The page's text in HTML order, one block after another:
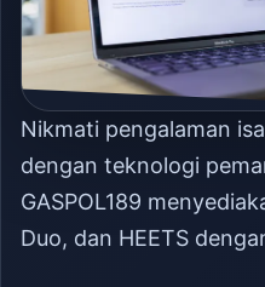
Nikmati pengalaman
dengan teknologi
GASPOL189
Duo, dan HEETS